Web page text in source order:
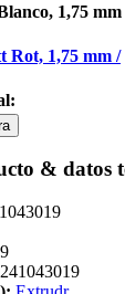
1,75 mm
1,75 mm /
& datos